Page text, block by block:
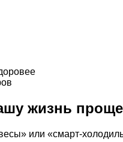
жизнь
или «смарт-